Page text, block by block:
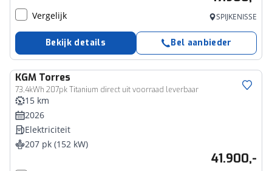
Vergelijk SPIJKENISSE
Bekijk details Bel aanbieder
KGM Torres
73,4kWh 207pk Titanium direct uit voorraad leverbaar
15 km
2026
Elektriciteit
207 pk (152 kW)
41.900,-